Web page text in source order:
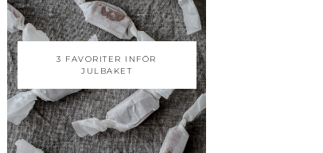
3 FAVORITER INFÖR
JULBAKET